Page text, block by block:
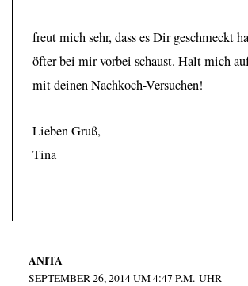
freut mich sehr, dass es Dir geschmeckt
öfter bei mir vorbei schaust. Halt mich
mit deinen Nachkoch-Versuchen!
Lieben Gruß,
Tina
ANITA
SEPTEMBER 26, 2014 UM 4:47 P.M. UHR